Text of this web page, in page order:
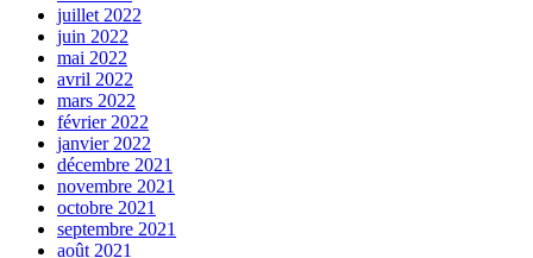
juillet 2022
juin 2022
mai 2022
avril 2022
mars 2022
février 2022
janvier 2022
décembre 2021
novembre 2021
octobre 2021
septembre 2021
août 2021